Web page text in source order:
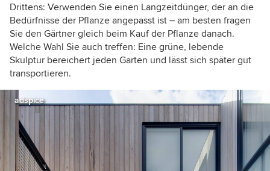
Drittens: Verwenden Sie einen Langzeitdünger, der an die
Bedürfnisse der Pflanze angepasst ist – am besten fragen
Sie den Gärtner gleich beim Kauf der Pflanze danach.
Welche Wahl Sie auch treffen: Eine grüne, lebende
Skulptur bereichert jeden Garten und lässt sich später gut
transportieren.
adspice